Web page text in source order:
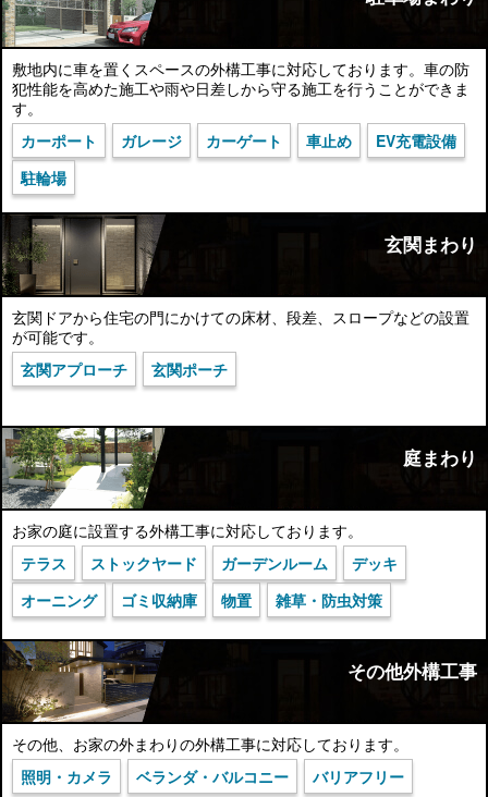
敷地内に車を置くスペースの外構工事に対応しております。車の防
犯性能を高めた施工や雨や日差しから守る施工を行うことができま
す。
カーポート
ガレージ カーゲート 車止め
EV充電設備
駐輪場
玄関まわり
玄関ドアから住宅の門にかけての床材、段差、スロープなどの設置
が可能です。
玄関アプローチ
玄関ポーチ
庭まわり
お家の庭に設置する外構工事に対応しております。
テラス
ストックヤード ガーデンルーム
デッキ
オーニング
ゴミ収納庫 物置 雑草・防虫対策
その他外構工事
その他、お家の外まわりの外構工事に対応しております。
照明・カメラ
ベランダ・バルコニー バリアフリー